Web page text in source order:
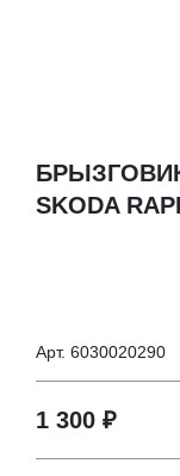
SKODA
Арт. 6030020290
1 300 ₽